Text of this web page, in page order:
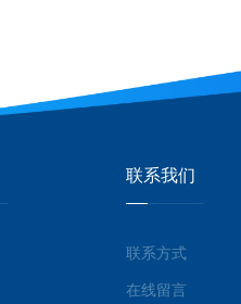
联系我们
联系方式
在线留言